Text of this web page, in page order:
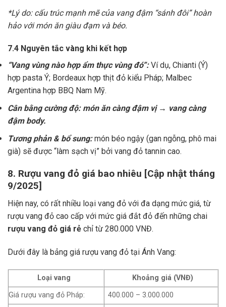
*Lý do: cấu trúc mạnh mẽ của vang đậm “sánh đôi” hoàn
hảo với món ăn giàu đạm và béo.
7.4 Nguyên tắc vàng khi kết hợp
“Vang vùng nào hợp ẩm thực vùng đó”:Ví dụ, Chianti (Ý)
hợp pasta Ý; Bordeaux hợp thịt đỏ kiểu Pháp; Malbec
Argentina hợp BBQ Nam Mỹ.
Cân bằng cường độ: món ăn càng đậm vị → vang càng
đậm body.
Tương phản & bổ sung:món béo ngậy (gan ngỗng, phô mai
già) sẽ được “làm sạch vị” bởi vang đỏ tannin cao.
8. Rượu vang đỏ giá bao nhiêu [Cập nhật tháng
9/2025]
Hiện nay, có rất nhiều loại vang đỏ với đa dạng mức giá, từ
rượu vang đỏ cao cấp với mức giá đắt đỏ đến những chai
rượu vang đỏ giá rẻ chỉ từ 280.000 VNĐ.
Dưới đây là bảng giá rượu vang đỏ tại Ánh Vang:
Loại vang
Khoảng giá (VNĐ)
Giá rượu vang đỏ Pháp:
400.000 – 3.000.000